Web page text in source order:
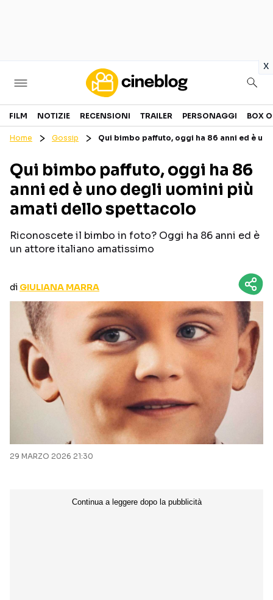
x
Cinema
GENERI
PERSONAGGI
CANALI STREAMING
Categorie
CURIOSITÀ
RECENSIONI
Seguici sui social
FILM NOTIZIE RECENSIONI TRAILER PERSONAGGI BOX
Home Gossip Qui bimbo paffuto, oggi ha 86 anni ed è
Qui bimbo paffuto, oggi ha 86
anni ed è uno degli uomini più
amati dello spettacolo
Riconoscete il bimbo in foto? Oggi ha 86 anni ed è
un attore italiano amatissimo
di GIULIANA MARRA
29 MARZO 2026 21:30